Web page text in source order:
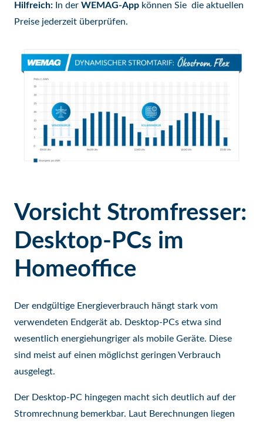
Hilfreich: In der WEMAG-App können Sie die aktuellen
Preise jederzeit überprüfen.
Vorsicht Stromfresser:
Desktop-PCs im
Homeoffice
Der endgültige Energieverbrauch hängt stark vom
verwendeten Endgerät ab. Desktop-PCs etwa sind
wesentlich energiehungriger als mobile Geräte. Diese
sind meist auf einen möglichst geringen Verbrauch
ausgelegt.
Der Desktop-PC hingegen macht sich deutlich auf der
Stromrechnung bemerkbar. Laut Berechnungen liegen